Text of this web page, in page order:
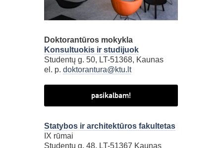
Doktorantūros mokykla
Konsultuokis ir studijuok
Studentų g. 50, LT-51368, Kaunas
el. p. doktorantura@ktu.lt
pasikalbam!
Statybos ir architektūros fakultetas
IX rūmai
Studentų g. 48, LT-51367 Kaunas